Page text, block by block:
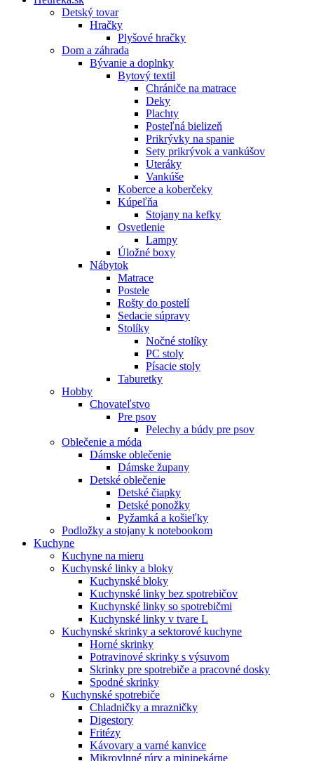
Detský tovar
Hračky
Plyšové hračky
Dom a záhrada
Bývanie a doplnky
Bytový textil
Chrániče na matrace
Deky
Plachty
Posteľná bielizeň
Prikrývky na spanie
Sety prikrývok a vankúšov
Uteráky
Vankúše
Koberce a koberčeky
Kúpeľňa
Stojany na kefky
Osvetlenie
Lampy
Úložné boxy
Nábytok
Matrace
Postele
Rošty do postelí
Sedacie súpravy
Stolíky
Nočné stolíky
PC stoly
Písacie stoly
Taburetky
Hobby
Chovateľstvo
Pre psov
Pelechy a búdy pre psov
Oblečenie a móda
Dámske oblečenie
Dámske župany
Detské oblečenie
Detské čiapky
Detské ponožky
Pyžamká a košieľky
Podložky a stojany k notebookom
Kuchyne
Kuchyne na mieru
Kuchynské linky a bloky
Kuchynské bloky
Kuchynské linky bez spotrebičov
Kuchynské linky so spotrebičmi
Kuchynské linky v tvare L
Kuchynské skrinky a sektorové kuchyne
Horné skrinky
Potravinové skrinky s výsuvom
Skrinky pre spotrebiče a pracovné dosky
Spodné skrinky
Kuchynské spotrebiče
Chladničky a mrazničky
Digestory
Fritézy
Kávovary a varné kanvice
Mikrovlnné rúry a minipekárne